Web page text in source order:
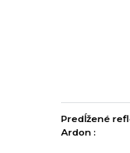
Predĺžené
Ardon :